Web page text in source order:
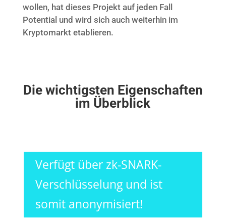
wollen, hat dieses Projekt auf jeden Fall
Potential und wird sich auch weiterhin im
Kryptomarkt etablieren.
Die wichtigsten Eigenschaften
im Überblick
Verfügt über zk-SNARK-
Verschlüsselung und ist
somit anonymisiert!